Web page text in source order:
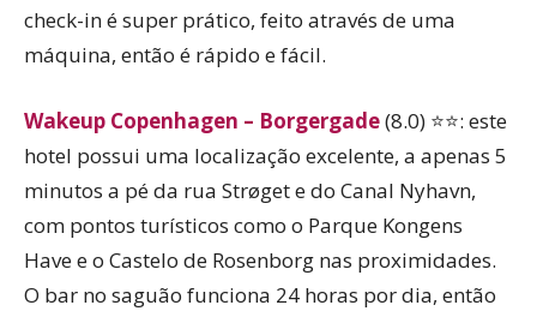
check-in é super prático, feito através de uma
máquina, então é rápido e fácil.
Wakeup Copenhagen – Borgergade(8.0) ⭐⭐: este
hotel possui uma localização excelente, a apenas 5
minutos a pé da rua Strøget e do Canal Nyhavn,
com pontos turísticos como o Parque Kongens
Have e o Castelo de Rosenborg nas proximidades.
O bar no saguão funciona 24 horas por dia, então